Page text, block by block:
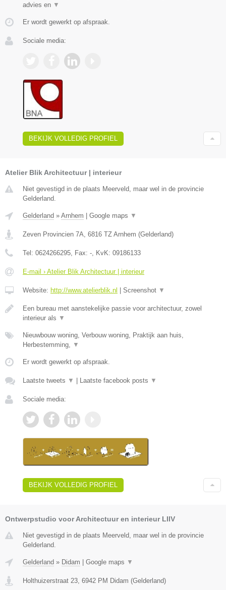
advies en ▼
Er wordt gewerkt op afspraak.
Sociale media:
BEKIJK VOLLEDIG PROFIEL
Atelier Blik Architectuur | interieur
Niet gevestigd in de plaats Meerveld, maar wel in de provincie
Gelderland.
Gelderland » Arnhem | Google maps ▼
Zeven Provincien 7A 6816 TZ Arnhem (Gelderland)
Tel: 0624266295 , Fax: - , KvK: 09186133
E-mail › Atelier Blik Architectuur | interieur
Website: http://www.atelierblik.nl | Screenshot ▼
Een bureau met aanstekelijke passie voor architectuur, zowel
interieur als ▼
Nieuwbouw woning, Verbouw woning, Praktijk aan huis,
Herbestemming,
▼
Er wordt gewerkt op afspraak.
Laatste tweets ▼ | Laatste facebook posts ▼
Sociale media:
BEKIJK VOLLEDIG PROFIEL
Ontwerpstudio voor Architectuur en interieur LIIV
Niet gevestigd in de plaats Meerveld, maar wel in de provincie
Gelderland.
Gelderland » Didam Google maps ▼
Holthuizerstraat 23, 6942 PM Didam (Gelderland)